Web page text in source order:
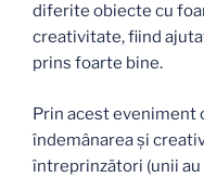
diferite obiecte cu
creativitate, fiind
prins foarte bine.
Prin acest
îndemânarea și
întreprinzători (unii